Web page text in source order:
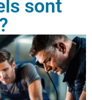
sont